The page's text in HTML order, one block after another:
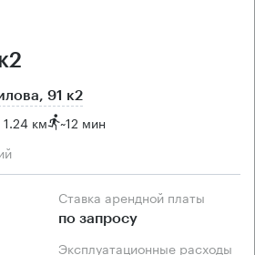
91 к2
км ~12 мин
Ставка арендной платы
по запросу
Эксплуатационные расходы